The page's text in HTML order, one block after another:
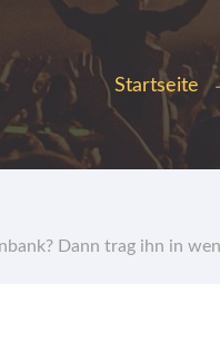
Startseite
Dann trag ihn in